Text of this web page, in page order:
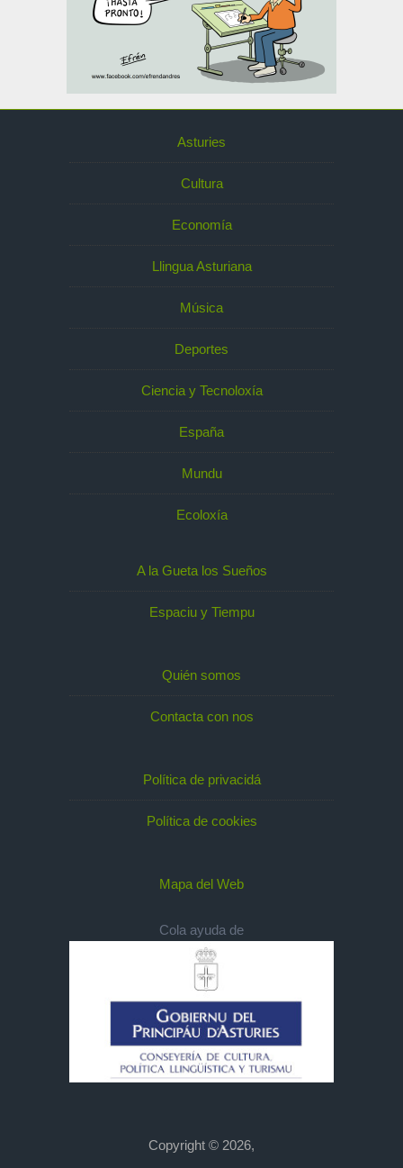
Asturies
Cultura
Economía
Llingua Asturiana
Música
Deportes
Ciencia y Tecnoloxía
España
Mundu
Ecoloxía
A la Gueta los Sueños
Espaciu y Tiempu
Quién somos
Contacta con nos
Política de privacidá
Política de cookies
Mapa del Web
Cola ayuda de
Copyright © 2026,